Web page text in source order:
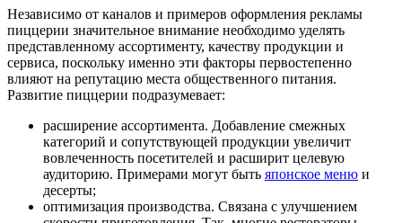
Независимо от каналов и примеров оформления рекламы
пиццерии значительное внимание необходимо уделять
представленному ассортименту, качеству продукции и
сервиса, поскольку именно эти факторы первостепенно
влияют на репутацию места общественного питания.
Развитие пиццерии подразумевает:
расширение ассортимента. Добавление смежных
категорий и сопутствующей продукции увеличит
вовлеченность посетителей и расширит целевую
аудиторию. Примерами могут быть японское меню и
десерты;
оптимизация производства. Связана с улучшением